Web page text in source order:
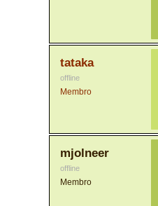
tataka
offline
Membro
mjolneer
offline
Membro